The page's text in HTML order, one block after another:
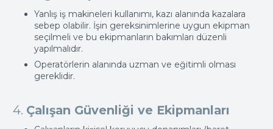
Yanlış iş makineleri kullanımı, kazı alanında kazalara
sebep olabilir. İşin gereksinimlerine uygun ekipman
seçilmeli ve bu ekipmanların bakımları düzenli
yapılmalıdır.
Operatörlerin alanında uzman ve eğitimli olması
gereklidir.
4. Çalışan Güvenliği ve Ekipmanları